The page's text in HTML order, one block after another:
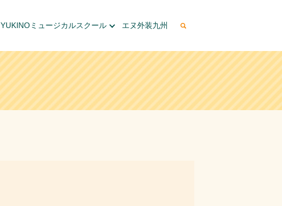
YUKINOミュージカルスクール エヌ外装九州